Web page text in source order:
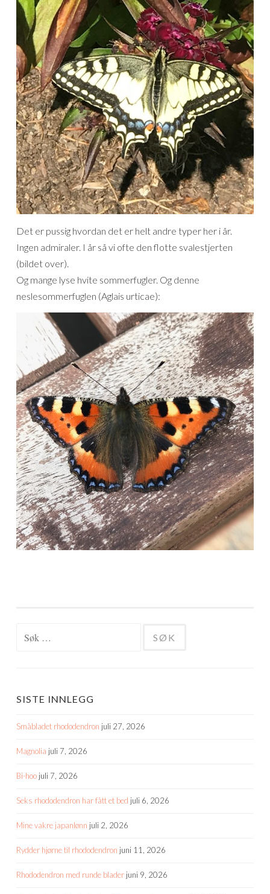
Det er pussig hvordan det er helt andre typer her i år.
Ingen admiraler. I år så vi ofte den flotte svalestjerten
(bildet over).
Og mange lyse hvite sommerfugler. Og denne
neslesommerfuglen (Aglais urticae):
SISTE INNLEGG
Småbladet rhododendron juli 27, 2026
Magnolia juli 7, 2026
Bi-hoo juli 7, 2026
Seks rhododendron har fått et bed juli 6, 2026
Mine vakre japanlønn juli 2, 2026
Rydder hjørne til rhododendron juni 11, 2026
Rhododendron med runde blader juni 9, 2026